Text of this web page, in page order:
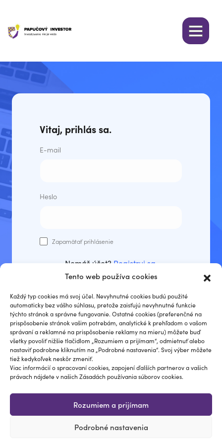
Tento web používa cookies
Každý typ cookies má svoj účel. Nevyhnutné cookies budú použité
automaticky bez vášho súhlasu, pretože zaisťujú nevyhnutné funkcie
týchto stránok a správne fungovanie. Ostatné cookies (preferenčné na
prispôsobenie stránok vašim potrebám, analytické k prehľadom o vašom
správaní a reklamné na prispôsobenie reklamy na mieru) môžete buď
všetky povoliť nižšie tlačidlom „Rozumiem a prijímam“, odmietnuť alebo
nastaviť podrobne kliknutím na „Podrobné nastavenia“. Svoj výber môžete
tiež kedykoľvek neskôr zmeniť.
Viac informácií o spracovaní cookies, zapojení ďalších partnerov a vašich
právach nájdete v našich Zásadách používania súborov cookies.
Rozumiem a prijímam
Podrobné nastavenia
Vitaj, prihlás sa.
E-mail
Heslo
Zapamätať prihlásenie
Nemáš účet? Registruj sa
Zabudli ste heslo?